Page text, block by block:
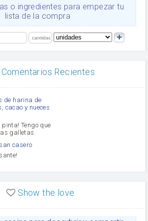
o ingredientes para empezar tu
lista de la compra
Comentarios Recientes
de harina de
cacao y nueces
pinta! Tengo que
galletas.
casero
casera fácil y
Show the love